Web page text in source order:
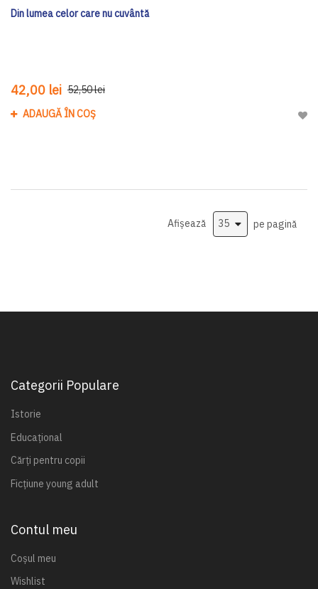
Din lumea celor care nu cuvântă
42,00 lei 52,50 lei
ADAUGĂ ÎN COȘ
Afișează pe pagină
Categorii Populare
Istorie
Educațional
Cărți pentru copii
Ficțiune young adult
Contul meu
Coșul meu
Wishlist